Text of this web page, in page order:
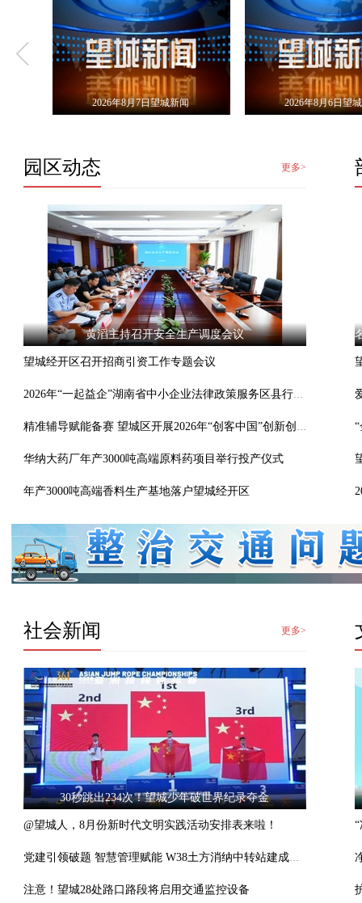
2026年8月7日望城新闻 2026年8月6日望
2026年7月27日望城新闻
园区动态 更多>
黄滔主持召开安全生产调度会议
望城经开区召开招商引资工作专题会议
2026年“一起益企”湖南省中小企业法律政策服务区县行（望城站）活动举行
精准辅导赋能备赛 望城区开展2026年“创客中国”创新创业大赛线下辅导活动
华纳大药厂年产3000吨高端原料药项目举行投产仪式
年产3000吨高端香料生产基地落户望城经开区
社会新闻 更多>
30秒跳出234次！望城少年破世界纪录夺金
@望城人，8月份新时代文明实践活动安排表来啦！
党建引领破题 智慧管理赋能 W38土方消纳中转站建成投用
注意！望城28处路口路段将启用交通监控设备